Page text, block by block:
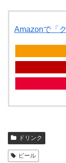
Amazonで「
ドリンク
ビール